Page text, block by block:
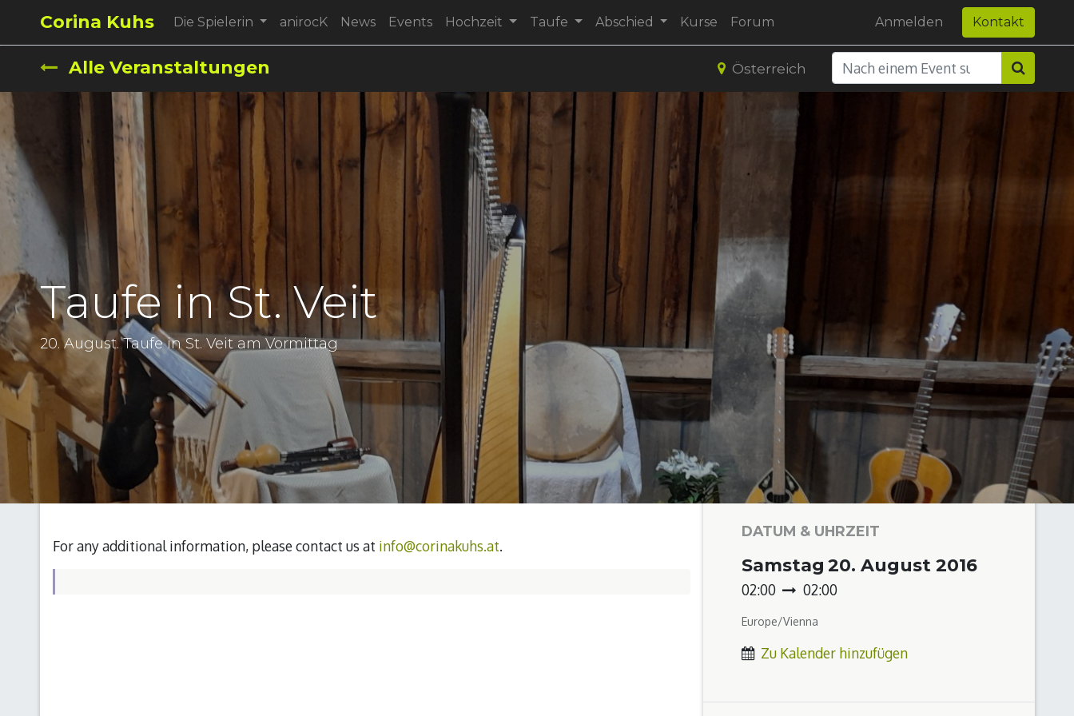
Corina Kuhs Die Spielerin anirocK News Events Hochzeit Taufe Abschied Kurse Forum Anmelden Kontakt
Alle Veranstaltungen Österreich
Taufe in St. Veit
20. August. Taufe in St. Veit am Vormittag
For any additional information, please contact us at info@corinakuhs.at.
DATUM & UHRZEIT
Samstag 20. August 2016
02:00 02:00
Europe/Vienna
Zu Kalender hinzufügen